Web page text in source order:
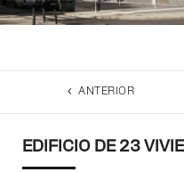
ANTERIOR
EDIFICIO DE 23